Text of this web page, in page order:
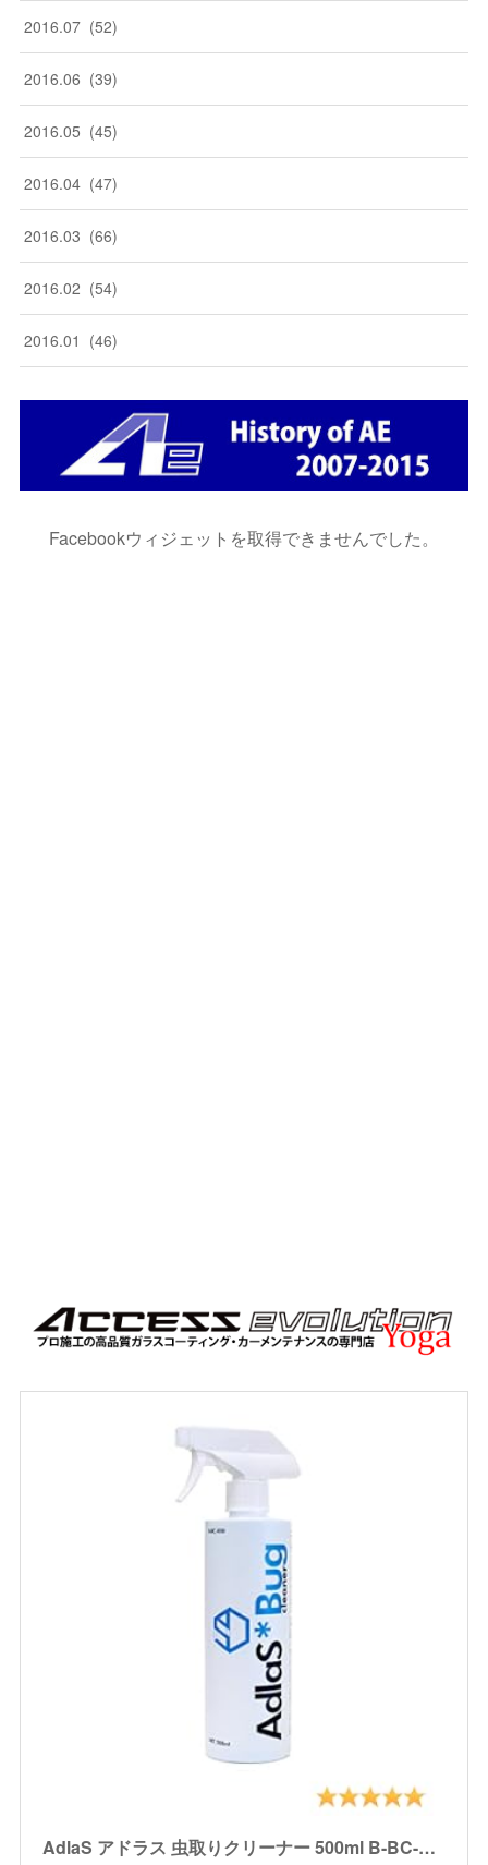
2016.07 (52)
2016.06 (39)
2016.05 (45)
2016.04 (47)
2016.03 (66)
2016.02 (54)
2016.01 (46)
Facebookウィジェットを取得できませんでした。
AdlaS アドラス 虫取りクリーナー 500ml B-BC-050 ボディ・ガラスに付いた虫・鳥糞、傷をつけずに分解除去